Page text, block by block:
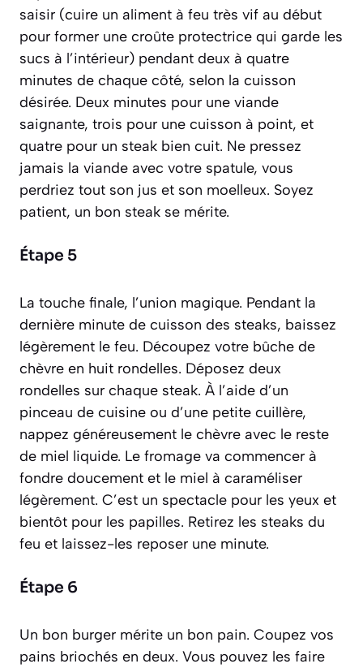
saisir (cuire un aliment à feu très vif au début
pour former une croûte protectrice qui garde les
sucs à l’intérieur) pendant deux à quatre
minutes de chaque côté, selon la cuisson
désirée. Deux minutes pour une viande
saignante, trois pour une cuisson à point, et
quatre pour un steak bien cuit. Ne pressez
jamais la viande avec votre spatule, vous
perdriez tout son jus et son moelleux. Soyez
patient, un bon steak se mérite.
Étape 5
La touche finale, l’union magique. Pendant la
dernière minute de cuisson des steaks, baissez
légèrement le feu. Découpez votre bûche de
chèvre en huit rondelles. Déposez deux
rondelles sur chaque steak. À l’aide d’un
pinceau de cuisine ou d’une petite cuillère,
nappez généreusement le chèvre avec le reste
de miel liquide. Le fromage va commencer à
fondre doucement et le miel à caraméliser
légèrement. C’est un spectacle pour les yeux et
bientôt pour les papilles. Retirez les steaks du
feu et laissez-les reposer une minute.
Étape 6
Un bon burger mérite un bon pain. Coupez vos
pains briochés en deux. Vous pouvez les faire